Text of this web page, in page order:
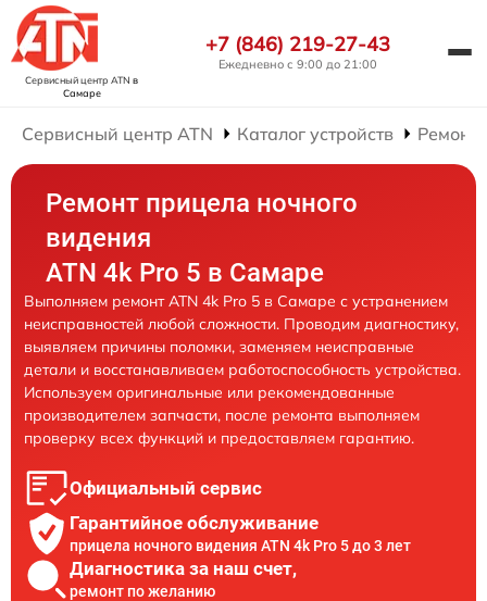
Сервисный центр ATN в
Самаре
+7 (846) 219-27-43
Ежедневно с 9:00 до 21:00
Сервисный центр ATN Каталог устройств Ремонт
Ремонт прицела ночного
видения
ATN 4k Pro 5 в Самаре
Выполняем ремонт ATN 4k Pro 5 в Самаре с устранением
неисправностей любой сложности. Проводим диагностику,
выявляем причины поломки, заменяем неисправные
детали и восстанавливаем работоспособность устройства.
Используем оригинальные или рекомендованные
производителем запчасти, после ремонта выполняем
проверку всех функций и предоставляем гарантию.
Официальный сервис
Гарантийное обслуживание
прицела ночного видения ATN 4k Pro 5 до 3 лет
Диагностика за наш счет,
ремонт по желанию